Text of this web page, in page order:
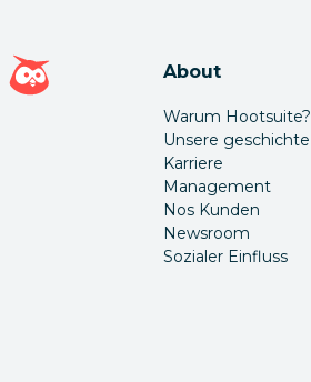
Hootsuite Homepage
About
Warum Hootsuite?
Unsere geschichte
Karriere
Management
Nos Kunden
Newsroom
Sozialer Einfluss